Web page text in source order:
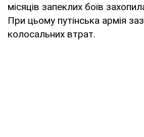
місяців запеклих боїв
При цьому путінська армія
колосальних втрат.